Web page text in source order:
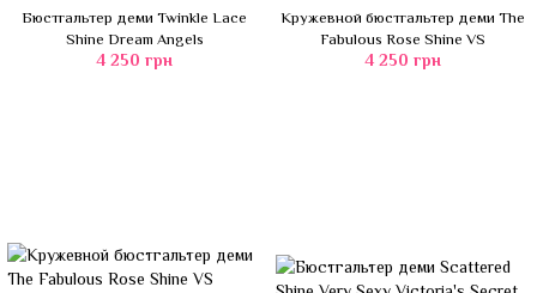
Бюстгальтер деми Twinkle Lace
Shine Dream Angels
4 250 грн
Кружевной бюстгальтер деми The
Fabulous Rose Shine VS
4 250 грн